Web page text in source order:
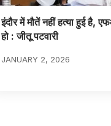
इंदौर में मौतें नहीं हत्या हुई है,
हो : जीतू पटवारी
JANUARY 2, 2026